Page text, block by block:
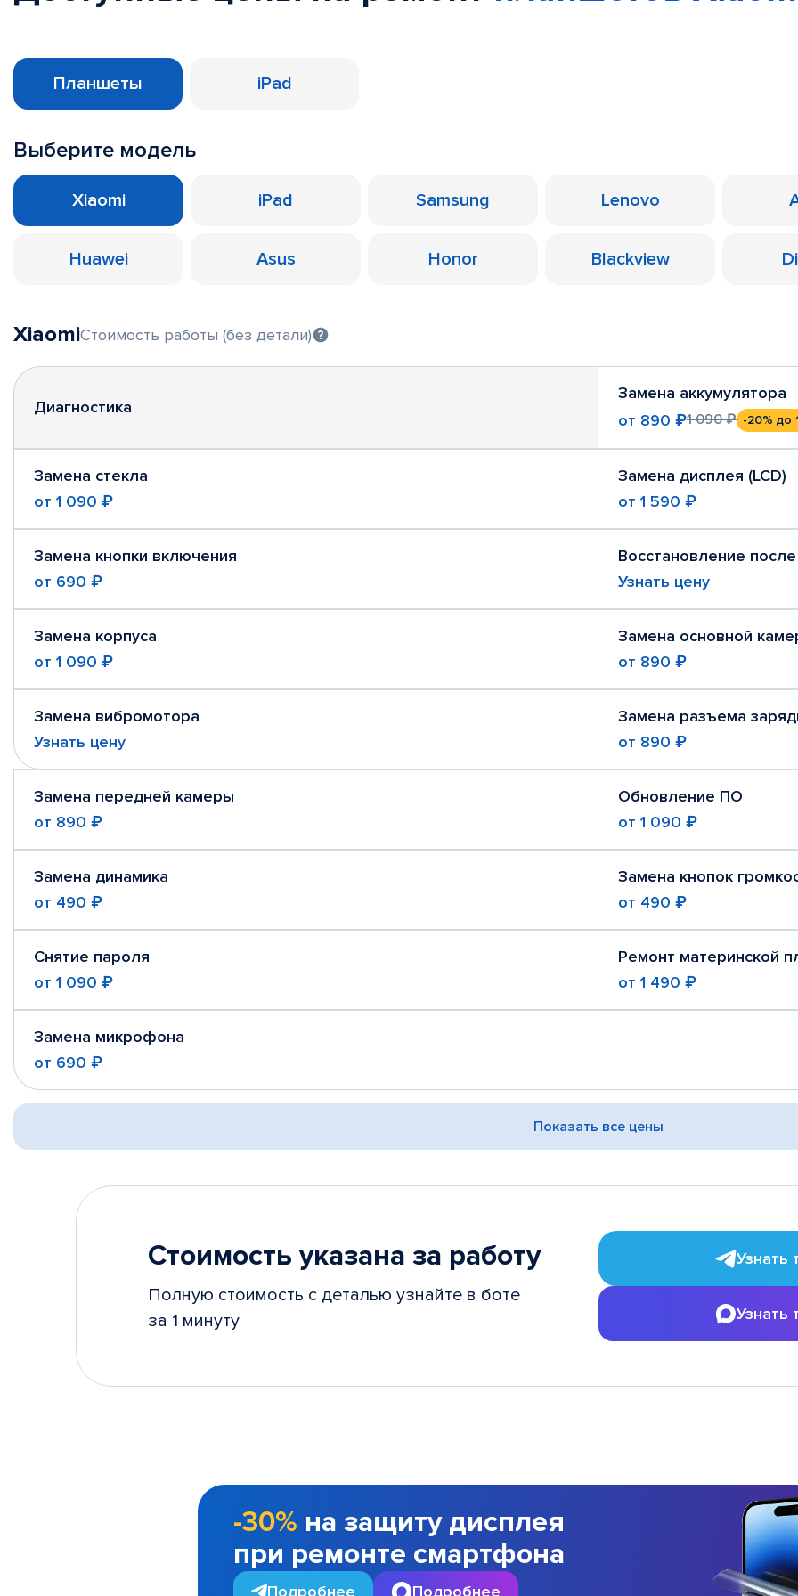
Планшеты iPad
Выберите модель
Xiaomi iPad Samsung Lenovo
Huawei Asus Honor Blackview
XiaomiСтоимость работы (без детали)
Диагностика
Замена аккумулятора
от 890 ₽1 090 ₽ -20% до
Замена стекла
от 1 090 ₽
Замена дисплея (LCD)
от 1 590 ₽
Замена кнопки включения
от 690 ₽
Восстановление
Узнать цену
Замена корпуса
от 1 090 ₽
Замена основной
от 890 ₽
Замена вибромотора
Узнать цену
Замена разъема
от 890 ₽
Замена передней камеры
от 890 ₽
Обновление ПО
от 1 090 ₽
Замена динамика
от 490 ₽
Замена кнопок
от 490 ₽
Снятие пароля
от 1 090 ₽
Ремонт материнской
от 1 490 ₽
Замена микрофона
от 690 ₽
Показать все цены
Стоимость указана за работу
Полную стоимость с деталью узнайте в боте
за 1 минуту
Узнать
Узнать
-30% на защиту дисплея
при ремонте смартфона
Подробнее Подробнее